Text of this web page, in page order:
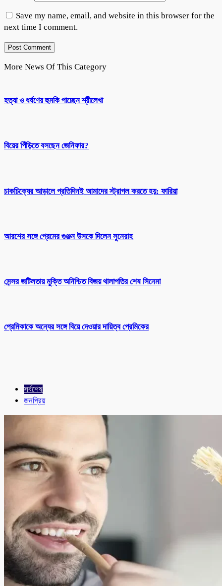
Save my name, email, and website in this browser for the
next time I comment.
More News Of This Category
হত্যা ও ধর্ষণের হুমকি পাচ্ছেন শ্রীলেখা
বিয়ের পিঁড়িতে বসছেন জেনিফার?
চাকচিক্যের আড়ালে প্রতিদিনই আমাদের স্ট্রাগল করতে হয়: ফারিয়া
আরশের সঙ্গে প্রেমের গুঞ্জন উসকে দিলেন সুনেরাহ
সেন্সর জটিলতায় মুক্তি অনিশ্চিত বিজয় থালাপতির শেষ সিনেমা
প্রেমিকাকে অন্যের সঙ্গে বিয়ে দেওয়ার দায়িত্ব প্রেমিকের
সর্বশেষ
জনপ্রিয়